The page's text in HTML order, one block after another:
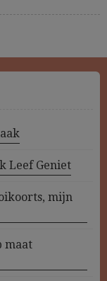
Leef Geniet
mijn
maat